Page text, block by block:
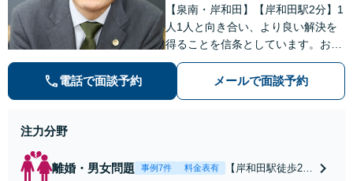
【泉南・岸和田】【岸和田駅2分】1
人1人と向き合い、より良い解決を
得ることを信条としています。お気
軽にご相談下さい。
電話で面談予約 メールで面談予約
注力分野
離婚・男女問題 事例7件 料金表有
【岸和田駅徒歩2